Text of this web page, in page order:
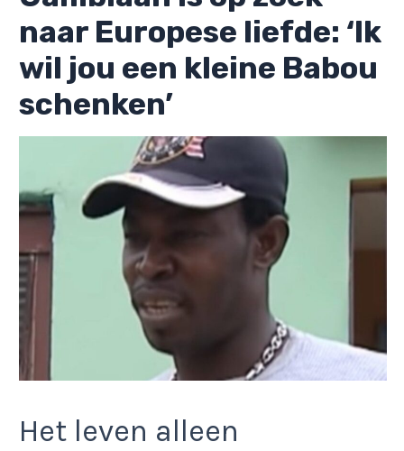
naar Europese liefde: ‘Ik
wil jou een kleine Babou
schenken’
Het leven alleen